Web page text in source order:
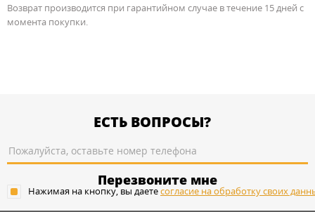
Возврат производится при гарантийном случае в течение 15 дней с
момента покупки.
ЕСТЬ ВОПРОСЫ?
Перезвоните мне
Нажимая на кнопку, вы даетесогласие на обработку своих